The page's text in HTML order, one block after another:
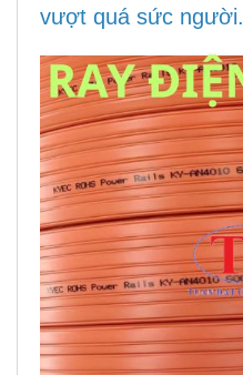
vượt quá sức người.